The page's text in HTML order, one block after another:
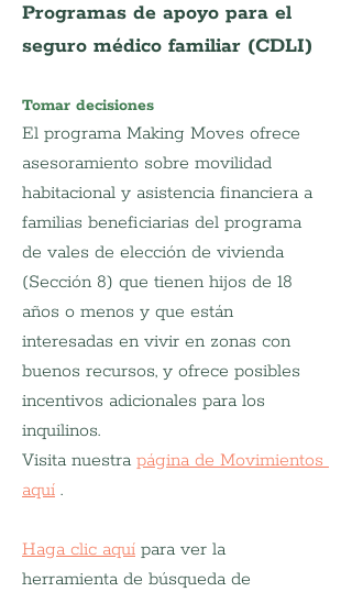
Programas de apoyo para el
seguro médico familiar (CDLI)
Tomar decisiones
El programa Making Moves ofrece
asesoramiento sobre movilidad
habitacional y asistencia financiera a
familias beneficiarias del programa
de vales de elección de vivienda
(Sección 8) que tienen hijos de 18
años o menos y que están
interesadas en vivir en zonas con
buenos recursos, y ofrece posibles
incentivos adicionales para los
inquilinos.
Visita nuestra página de Movimientos
aquí .
Haga clic aquí para ver la
herramienta de búsqueda de